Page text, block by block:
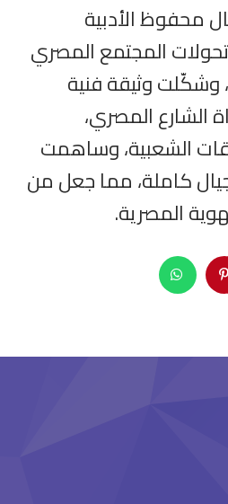
محفوظ الأدبية
المجتمع المصري
وشكّلت وثيقة فنية
الشارع المصري،
الشعبية، وساهمت
كاملة، مما جعل من
المصرية.